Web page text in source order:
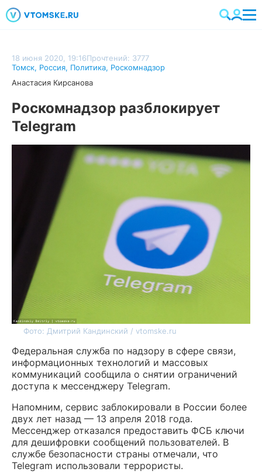
18 июня 2020, 19:16Прочтений: 3777
Томск, Россия, Политика, Роскомнадзор
Анастасия Кирсанова
Роскомнадзор разблокирует
Telegram
Фото: Дмитрий Кандинский / vtomske.ru
Федеральная служба по надзору в сфере связи,
информационных технологий и массовых
коммуникаций сообщила о снятии ограничений
доступа к мессенджеру Telegram.
Напомним, сервис заблокировали в России более
двух лет назад — 13 апреля 2018 года.
Мессенджер отказался предоставить ФСБ ключи
для дешифровки сообщений пользователей. В
службе безопасности страны отмечали, что
Telegram использовали террористы.